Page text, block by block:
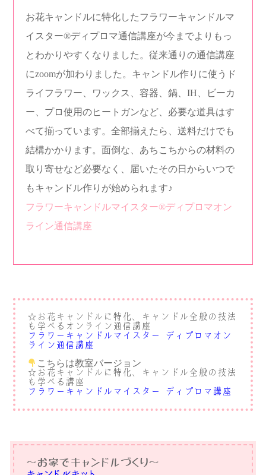
お花キャンドルに特化したフラワーキャンドルマ
イスター®︎ディプロマ通信講座が今までよりもっ
とわかりやすくなりました。従来通りの通信講座
にzoomが加わりました。キャンドル作りに使うド
ライフラワー、ワックス、容器、鍋、IH、ビーカ
ー、プロ使用のヒートガンなど、必要な道具はす
べて揃っています。全部揃えたら、送料だけでも
結構かかります。面倒な、あちこちからの材料の
取り寄せなど必要なく、届いたその日からいつで
もキャンドル作りが始められます♪
フラワーキャンドルマイスター®︎ディプロマオン
ライン通信講座
☆ お花キャンドルに特化、キャンドル全般の技法
も学べるオンライン通信講座
フラワーキャンドルマイスター®︎ディプロマオン
ライン通信講座
こちらは教室バージョン
☆お花キャンドルに特化、キャンドル全般の技法
も学べる講座
フラワーキャンドルマイスター®︎ディプロマ講座
〜お家でキャンドルづくり〜